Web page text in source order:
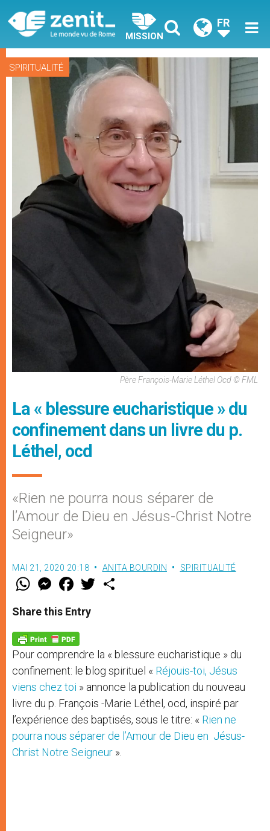
MISSION
FR
SPIRITUALITÉ
Père François-Marie Léthel Ocd © FML
La « blessure eucharistique » du
confinement dans un livre du p.
Léthel, ocd
«Rien ne pourra nous séparer de
l’Amour de Dieu en Jésus-Christ Notre
Seigneur»
MAI 21, 2020 20:18 ANITA BOURDIN SPIRITUALITÉ
W
t
s
p
p
M
e
s
e
g
e
r
F
a
e
b
o
k
w
Share this Entry
Pour comprendre la « blessure eucharistique » du
confinement: le blog spirituel « Réjouis-toi, Jésus
viens chez toi » annonce la publication du nouveau
livre du p. François -Marie Léthel, ocd, inspiré par
l’expérience des baptisés, sous le titre: « Rien ne
pourra nous séparer de l’Amour de Dieu en Jésus-
Christ Notre Seigneur ».